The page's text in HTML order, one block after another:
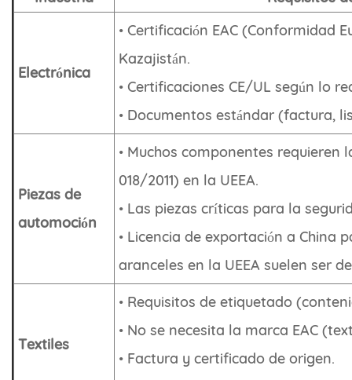
Electrónica
• Certificación EAC (Conformidad
Kazajistán.
• Certificaciones CE/UL según lo
• Documentos estándar (factura,
Piezas de
automoción
• Muchos componentes requieren
018/2011) en la UEEA.
• Las piezas críticas para la
• Licencia de exportación a
aranceles en la UEEA suelen ser
Textiles
• Requisitos de etiquetado
• No se necesita la marca EAC
• Factura y certificado de origen.